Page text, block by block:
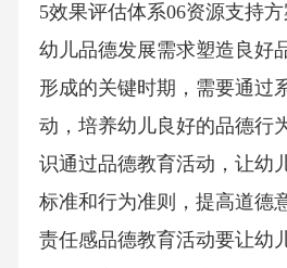
5效果评估体系06资源支持
幼儿品德发展需求塑造良好
形成的关键时期，需要通过
动，培养幼儿良好的品德行
识通过品德教育活动，让幼
标准和行为准则，提高道德
责任感品德教育活动要让幼